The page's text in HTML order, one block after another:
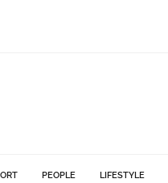
PEOPLE LIFESTYLE